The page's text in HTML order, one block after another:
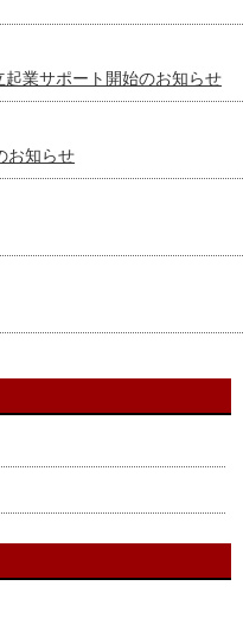
業サポート開始のお知らせ
お知らせ